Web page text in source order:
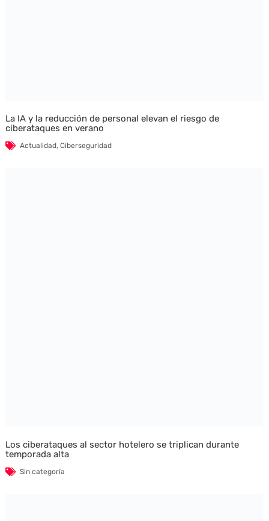
La IA y la reducción de personal elevan el riesgo de
ciberataques en verano
Actualidad, Ciberseguridad
Los ciberataques al sector hotelero se triplican durante
temporada alta
Sin categoría